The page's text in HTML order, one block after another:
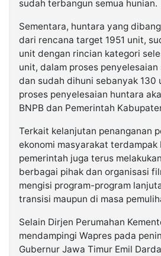
sudah terbangun semua hunian.
Sementara, huntara yang
dari rencana target 1951 unit,
unit dengan rincian kategori
unit, dalam proses
dan sudah dihuni sebanyak 130
proses penyelesaian huntara
BNPB dan Pemerintah
Terkait kelanjutan penanganan
ekonomi masyarakat terdampak
pemerintah juga terus
berbagai pihak dan organisasi
mengisi program-program
transisi maupun di masa
Selain Dirjen Perumahan
mendampingi Wapres pada
Gubernur Jawa Timur Emil